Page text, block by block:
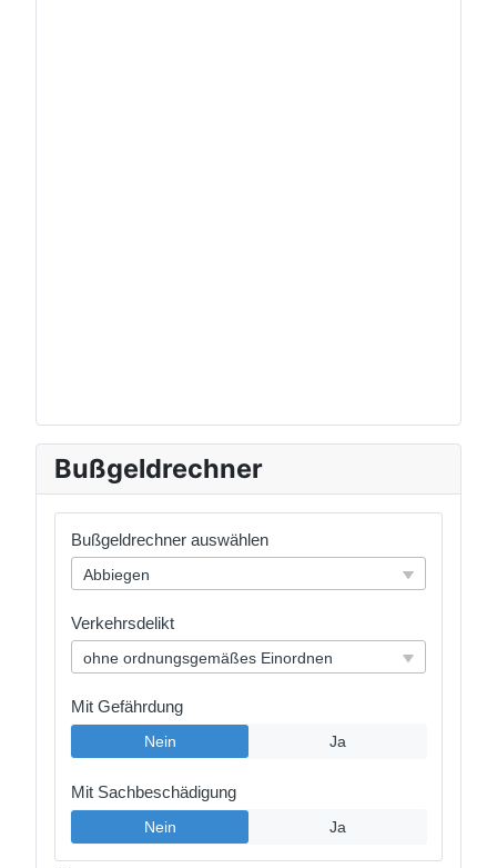
Bußgeldrechner